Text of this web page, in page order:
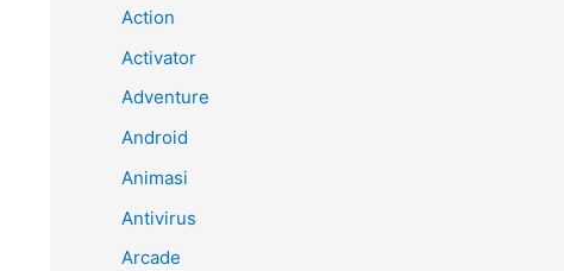
Action
Activator
Adventure
Android
Animasi
Antivirus
Arcade